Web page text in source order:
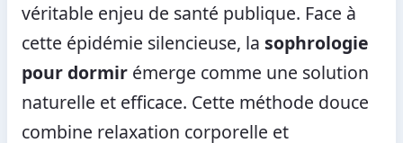
véritable enjeu de santé publique. Face à
cette épidémie silencieuse, la sophrologie
pour dormirémerge comme une solution
naturelle et efficace. Cette méthode douce
combine relaxation corporelle et